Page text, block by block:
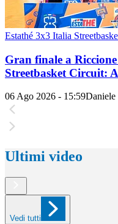
Estathé 3x3 Italia
Gran finale a
Streetbasket Circuit:
06 Ago 2026 - 15:59
Ultimi video
Vedi tutti